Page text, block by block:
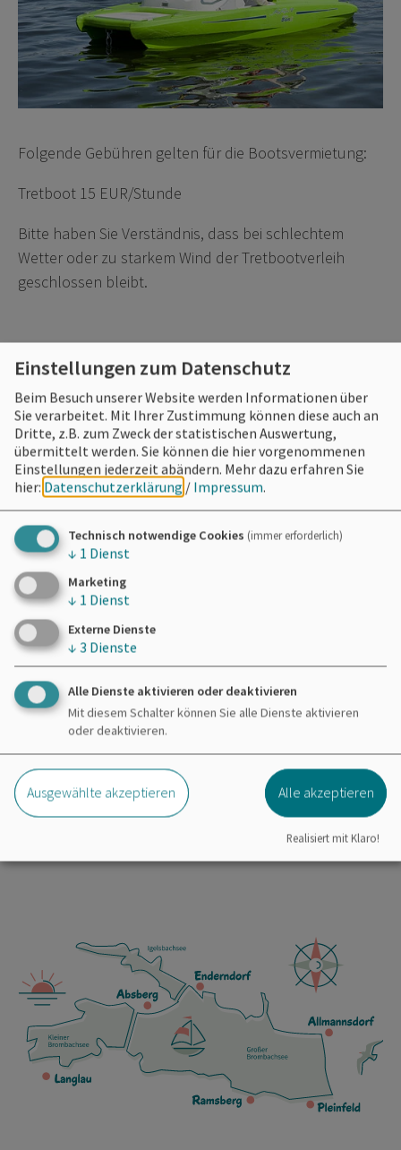
Folgende Gebühren gelten für die Bootsvermietung:
Tretboot 15 EUR/Stunde
Bitte haben Sie Verständnis, dass bei schlechtem
Wetter oder zu starkem Wind der Tretbootverleih
geschlossen bleibt.
Dieser Betrieb auch hier
Essen & Trinken
Möchten Sie vonOpenStreetMap/Leaflet
bereitgestellte externe Inhalte laden?
Biergarten "Zum Hafen"
Herr Daniel Albrecht
Badehalbinsel 1
91720 Absberg
0170 5510440
Einstellungen zum Datenschutz
Beim Besuch unserer Website werden Informationen über
Sie verarbeitet. Mit Ihrer Zustimmung können diese auch an
Dritte, z.B. zum Zweck der statistischen Auswertung,
übermittelt werden. Sie können die hier vorgenommenen
Einstellungen jederzeit abändern. Mehr dazu erfahren Sie
hier: Datenschutzerklärung / Impressum.
Technisch notwendige Cookies (immer erforderlich)
↓ 1 Dienst
Marketing
↓ 1 Dienst
Externe Dienste
↓ 3 Dienste
Alle Dienste aktivieren oder deaktivieren
Mit diesem Schalter können Sie alle Dienste aktivieren
oder deaktivieren.
Ausgewählte akzeptieren Alle akzeptieren
Realisiert mit Klaro!